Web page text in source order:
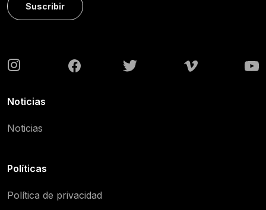
Suscribir
Noticias
Noticias
Políticas
Política de privacidad